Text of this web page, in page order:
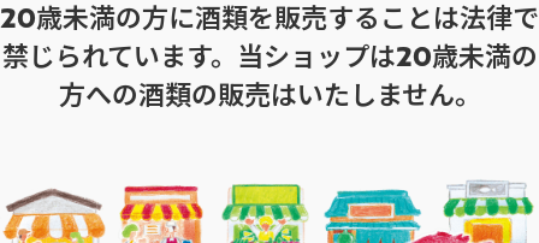
20歳未満の方に酒類を販売することは法律で
禁じられています。当ショップは20歳未満の
方への酒類の販売はいたしません。